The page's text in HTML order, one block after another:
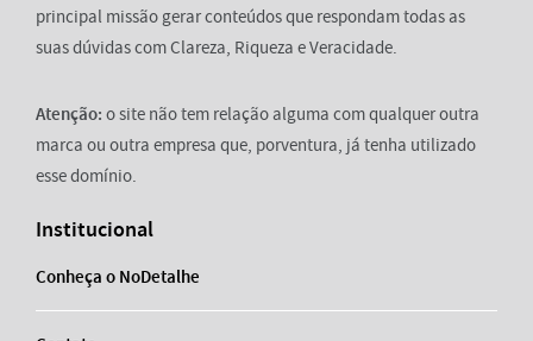
principal missão gerar conteúdos que respondam todas as
suas dúvidas com Clareza, Riqueza e Veracidade.
Atenção: o site não tem relação alguma com qualquer outra
marca ou outra empresa que, porventura, já tenha utilizado
esse domínio.
Institucional
Conheça o NoDetalhe